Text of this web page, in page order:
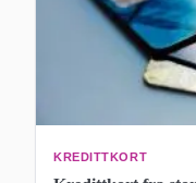
KREDITTKORT